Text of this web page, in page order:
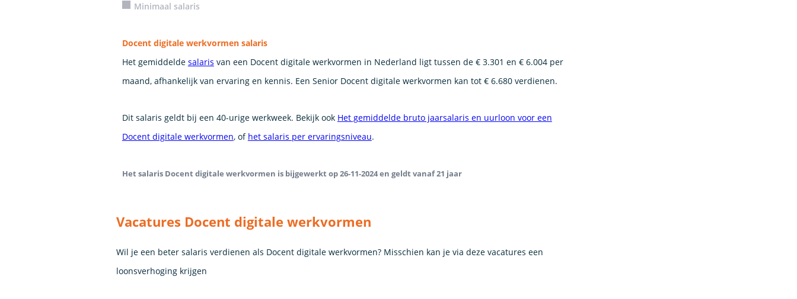
Minimaal salaris
Docent digitale werkvormen salaris
Het gemiddelde salaris van een Docent digitale werkvormen in Nederland ligt tussen de € 3.301 en € 6.004 per
maand, afhankelijk van ervaring en kennis. Een Senior Docent digitale werkvormen kan tot € 6.680 verdienen.
Dit salaris geldt bij een 40-urige werkweek. Bekijk ook Het gemiddelde bruto jaarsalaris en uurloon voor een
Docent digitale werkvormen, of het salaris per ervaringsniveau.
Het salaris Docent digitale werkvormen is bijgewerkt op 26-11-2024 en geldt vanaf 21 jaar
Vacatures Docent digitale werkvormen
Wil je een beter salaris verdienen als Docent digitale werkvormen? Misschien kan je via deze vacatures een
loonsverhoging krijgen